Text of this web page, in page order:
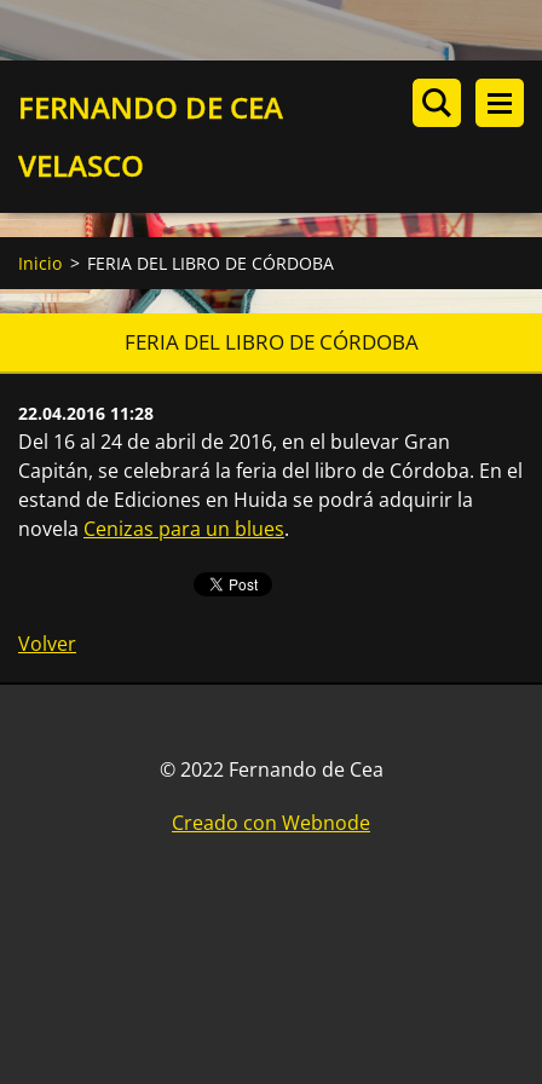
FERNANDO DE CEA
VELASCO
Inicio > FERIA DEL LIBRO DE CÓRDOBA
FERIA DEL LIBRO DE CÓRDOBA
22.04.2016 11:28
Del 16 al 24 de abril de 2016, en el bulevar Gran
Capitán, se celebrará la feria del libro de Córdoba. En el
estand de Ediciones en Huida se podrá adquirir la
novela Cenizas para un blues.
Volver
© 2022 Fernando de Cea
Creado con Webnode